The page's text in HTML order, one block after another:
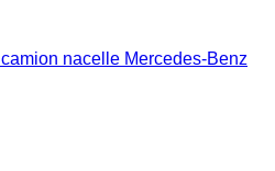
camion nacelle Mercedes-Benz